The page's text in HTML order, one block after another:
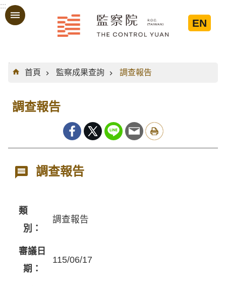
跳到主要內容區塊
:::
EN
:::
首頁
監察成果查詢 調查報告
調查報告
調查報告
類
別：
調查報告
審議日
期：
115/06/17